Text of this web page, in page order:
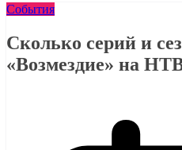
События
Сколько серий и
«Возмездие­» на